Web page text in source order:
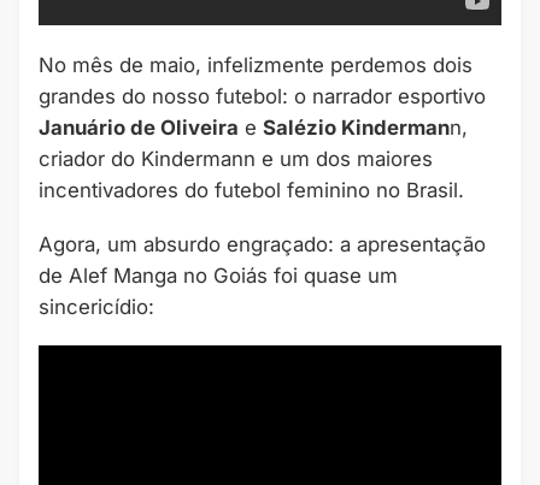
No mês de maio, infelizmente perdemos dois
grandes do nosso futebol: o narrador esportivo
Januário de Oliveira e Salézio Kindermann,
criador do Kindermann e um dos maiores
incentivadores do futebol feminino no Brasil.
Agora, um absurdo engraçado: a apresentação
de Alef Manga no Goiás foi quase um
sincericídio: